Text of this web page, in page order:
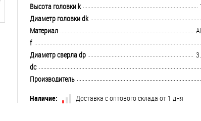
Высота головки k
Диаметр головки dk
Материал
f
Диаметр сверла dp
dc
Производитель
Наличие:
Доставка с оптового склада от 1 дня